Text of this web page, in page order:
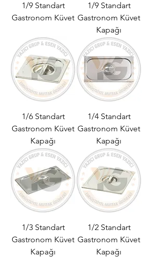
1/9 Standart
Gastronom Küvet
1/9 Standart
Gastronom Küvet
Kapağı
1/6 Standart
Gastronom Küvet
Kapağı
1/4 Standart
Gastronom Küvet
Kapağı
1/3 Standart
Gastronom Küvet
Kapağı
1/2 Standart
Gastronom Küvet
Kapağı